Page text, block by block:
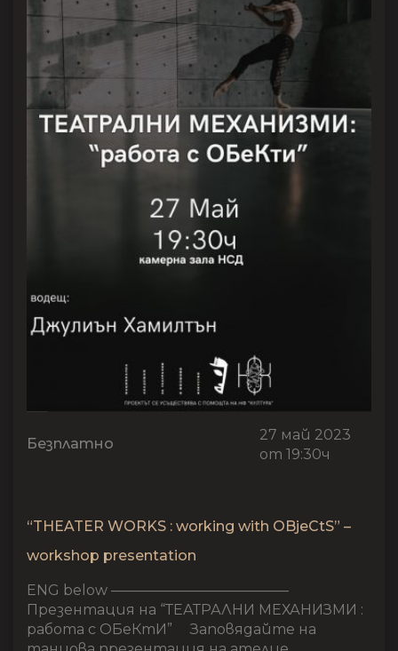
Безплатно
27 май 2023
от 19:30ч
“THEATER WORKS : working with OBjeCtS” –
workshop presentation
ENG below ————————————–
Презентация на “ТЕАТРАЛНИ МЕХАНИЗМИ :
работа с ОБеКтИ” Заповядайте на